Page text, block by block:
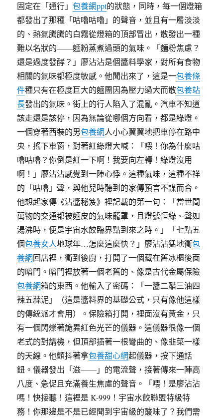
固定在「通行」包養網ppt的狀態，同時，每一個燈箱
都發出了那種「咕嚕咕嚕」的聲音，並且有一層淡淡
的、熱氣騰騰的白霧從燈箱的頂部冒出，散發出一種
難以名狀的——麵粉蒸煮過頭的氣味。「麵粉焦慮？
還是過度發酵？」廖沾沾是個醬料學家，對所有食物
相關的氣味都極度敏感。他聞出來了，這是一包養條
件種只有在極度巨大的麵團因為壓力過大而散包養站
長發出的氣味。街上的行人陷入了混亂。汽車不知道
該走還是該停，因為無論從哪個方向看，都是綠燈。
一個穿著西裝的男包養網人小心翼翼地把車停在路中
央，搖下車窗，對著紅綠燈大喊：「喂！你為什麼咕
嚕咕嚕？你倒是紅一下啊！我要向左轉！綠燈沒用
啊！」廖沾沾感覺到一陣心悸。這種氣味，這種不祥
的「咕嚕」聲，與他兒時聽到的家傳預言不謀而合。
他想起家傳《沾醬秘笈》裡記載的第一句：「當世間
萬物的交通都被麵皮的氣味籠罩，且燈號恒綠、聲如
湯沸時，便是宇宙水餃臨界點到來之時。」「七點五
個包養女人地球年…怎麼這麼快？」廖沾沾猛地衝包
養網回店裡，衝到後廚，打開了一個藏在舊冰櫃後面
的暗門。暗門裡放著一個老舊的、像是古代金屬保險
包養網箱的東西。他輸入了密碼：「一醬二醋三油四
辣五蒜泥」（這是醬料界的基礎公式，只有像他這樣
的傳統派才會用）。保險箱打開，裡面沒有黃金，只
有一個閃爍著詭異紅色光芒的儀器。這儀器很像一個
老式的對講機，但頂部插著一根彎曲的、像韭菜一樣
的天線。他顫抖著拿包養甜心網起儀器，按下通話
鈕。儀器發出「滋——」的電流聲，接著傳來一陣高
八度、急促且充滿養生焦慮的聲音。「喂！是廖沾沾
嗎！快接聽！這裡是 K-999！宇宙水餃聯盟特級特
務！你那邊是不是已經聞到宇宙級的酸味了？我們需